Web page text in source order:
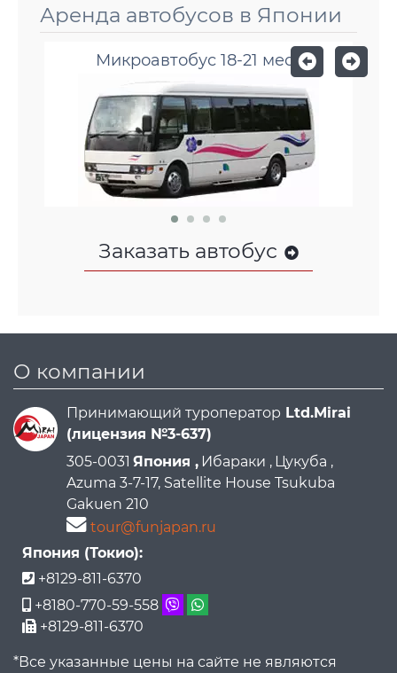
Аренда автобусов в Японии
Микроавтобус 18-21 мест
Заказать автобус
О компании
Принимающий туроператор Ltd.Mirai
(лицензия №3-637)
305-0031 Япония , Ибараки , Цукуба ,
Azuma 3-7-17, Satellite House Tsukuba
Gakuen 210
tour@funjapan.ru
Япония (Токио):
+8129-811-6370
+8180-770-59-558
+8129-811-6370
*Все указанные цены на сайте не являются